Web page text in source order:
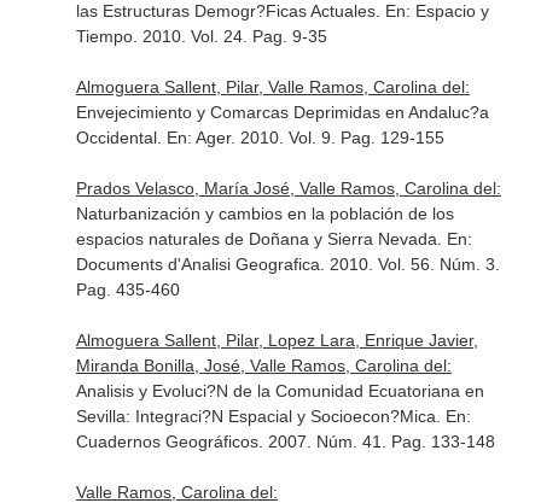
las Estructuras Demogr?Ficas Actuales. En: Espacio y
Tiempo. 2010. Vol. 24. Pag. 9-35
Almoguera Sallent, Pilar, Valle Ramos, Carolina del:
Envejecimiento y Comarcas Deprimidas en Andaluc?a
Occidental. En: Ager. 2010. Vol. 9. Pag. 129-155
Prados Velasco, María José, Valle Ramos, Carolina del:
Naturbanización y cambios en la población de los
espacios naturales de Doñana y Sierra Nevada. En:
Documents d'Analisi Geografica . 2010. Vol. 56. Núm. 3.
Pag. 435-460
Almoguera Sallent, Pilar, Lopez Lara, Enrique Javier,
Miranda Bonilla, José, Valle Ramos, Carolina del:
Analisis y Evoluci?N de la Comunidad Ecuatoriana en
Sevilla: Integraci?N Espacial y Socioecon?Mica. En:
Cuadernos Geográficos. 2007. Núm. 41. Pag. 133-148
Valle Ramos, Carolina del: